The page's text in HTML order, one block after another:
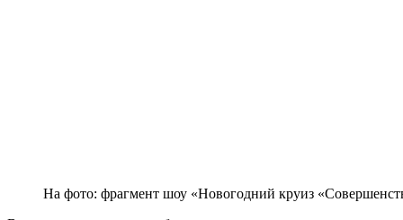
На фото: фрагмент шоу «Новогодний круиз